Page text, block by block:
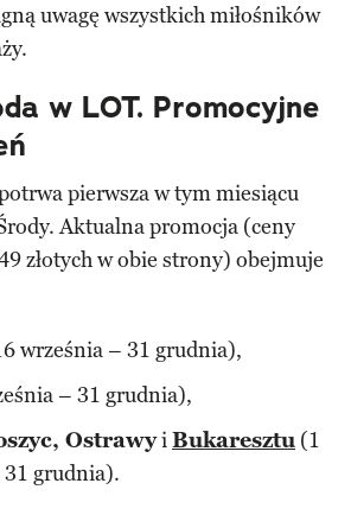
uwagę wszystkich miłośników
w LOT. Promocyjne
pierwsza w tym miesiącu
Aktualna promocja (ceny
złotych w obie strony) obejmuje
września – 31 grudnia),
– 31 grudnia),
OstrawyiBukaresztu (1
grudnia).